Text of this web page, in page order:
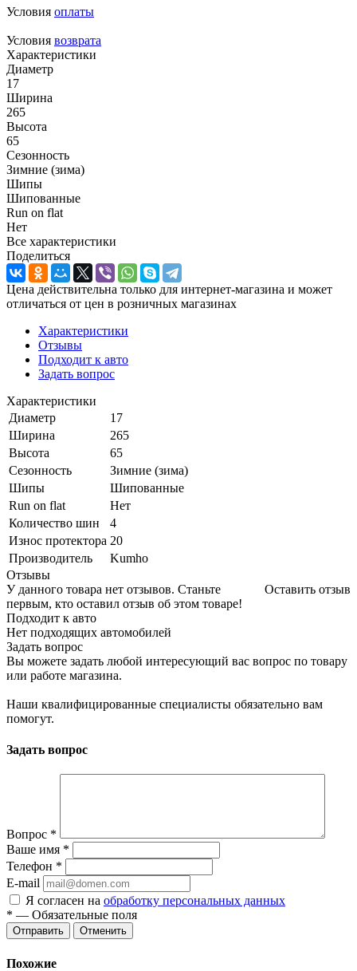
Условия оплаты
Условия возврата
Характеристики
Диаметр
17
Ширина
265
Высота
65
Сезонность
Зимние (зима)
Шипы
Шипованные
Run on flat
Нет
Все характеристики
Поделиться
Цена действительна только для интернет-магазина и может
отличаться от цен в розничных магазинах
Характеристики
Отзывы
Подходит к авто
Задать вопрос
Характеристики
Диаметр
17
Ширина
265
Высота
65
Сезонность
Зимние (зима)
Шипы
Шипованные
Run on flat
Нет
Количество шин
4
Износ протектора 20
Производитель
Kumho
Отзывы
Оставить отзыв
У данного товара нет отзывов. Станьте
первым, кто оставил отзыв об этом товаре!
Подходит к авто
Нет подходящих автомобилей
Задать вопрос
Вы можете задать любой интересующий вас вопрос по товару
или работе магазина.
Наши квалифицированные специалисты обязательно вам
помогут.
Задать вопрос
Вопрос *
Ваше имя *
Телефон *
E-mail
Я согласен на обработку персональных данных
* — Обязательные поля
Отменить
Похожие